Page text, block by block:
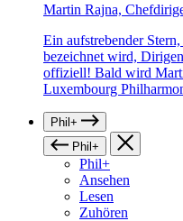
Martin Rajna,
Ein aufstrebender
bezeichnet wird,
offiziell! Bald wird
Luxembourg
Phil+
Phil+
Phil+
Ansehen
Lesen
Zuhören